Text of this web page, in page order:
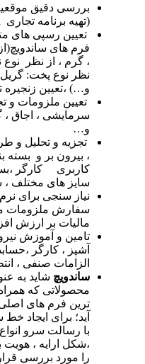
بررسی دقیق
(تهیه برنامه تجاری Business Plan )
تعیین رسپی های
فرم های
، گرم ، از نظر نوع
نظر نوع پخت: گریل
و…) ،تعیین زنجیره
تعیین ملزومات و
سرمایشی ، اجاق ،
و…
تجزیه و تحلیل و
، بیرون بر و بسته
کاربری کارگر
سایز های مختلف
نیاز سنجی برای نرم
سفارش ملزومات
مالیات بر ارزش
تامین و آموزش
آشپز ، کارگر
الزامات صنفی ،
ساندویچشاید به
محصولاتی که همراه
ترین فرم های
آید؛ برای ایجاد خط
با رسالت سرو انواع
،شکل ارایه ، هویت
را مورد بررسی قرار